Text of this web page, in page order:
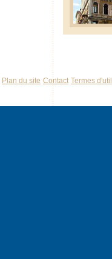
Plan du site Contact Termes